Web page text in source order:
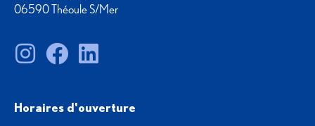
06590 Théoule S/Mer
Horaires d'ouverture